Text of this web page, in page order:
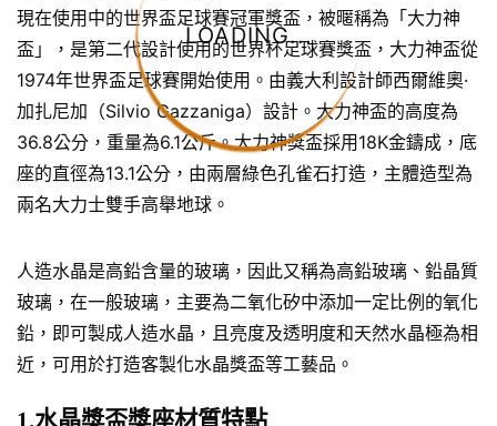
LOADING...
現在使用中的世界盃足球賽冠軍獎盃，被暱稱為「大力神
盃」，是第二代設計使用的世界杯足球賽獎盃，大力神盃從
1974年世界盃足球賽開始使用。由義大利設計師西爾維奧·
加扎尼加（Silvio Gazzaniga）設計。大力神盃的高度為
36.8公分，重量為6.1公斤。大力神獎盃採用18K金鑄成，底
座的直徑為13.1公分，由兩層綠色孔雀石打造，主體造型為
兩名大力士雙手高舉地球。
人造水晶是高鉛含量的玻璃，因此又稱為高鉛玻璃、鉛晶質
玻璃，在一般玻璃，主要為二氧化矽中添加一定比例的氧化
鉛，即可製成人造水晶，且亮度及透明度和天然水晶極為相
近，可用於打造客製化水晶獎盃等工藝品。